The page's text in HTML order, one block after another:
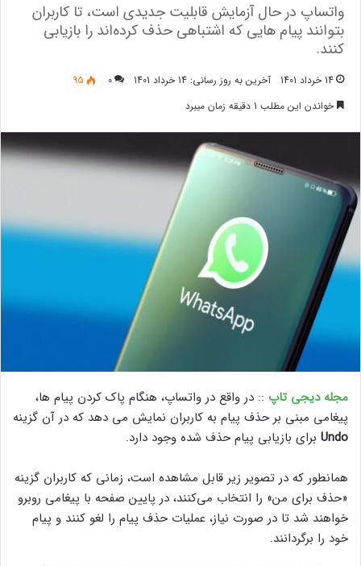
واتساپ در حال آزمایش قابلیت جدیدی است، تا کاربران
بتوانند پیام‌ هایی که اشتباهی حذف کرده‌اند را بازیابی
کنند.
14 خرداد 1401 آخرین به روز رسانی: 14 خرداد 1401 0
95
خواندن این مطلب 1 دقیقه زمان میبرد
مجله دیجی تاپ :: در واقع در واتساپ، هنگام پاک کردن پیام‌ ها،
پیغامی مبنی بر حذف پیام به کاربران نمایش می‌ دهد که در آن گزینه
Undo برای بازیابی پیام حذف شده وجود دارد.
همانطور که در تصویر زیر قابل مشاهده است، زمانی که کاربران گزینه
«حذف برای من» را انتخاب می‌کنند، در پایین صفحه با پیغامی روبرو
خواهند شد تا در صورت نیاز، عملیات حذف پیام را لغو کنند و پیام
خود را برگردانند.